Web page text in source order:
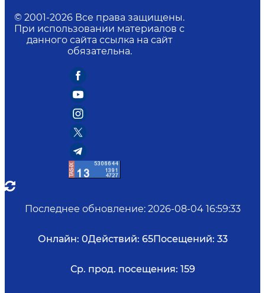
© 2001-2026 Все права защищены.
При использовании материалов с
данного сайта ссылка на сайт
обязательна.
Последнее обновление: 2026-08-04 16:59:33
Онлайн: 0Действий: 65Посещений: 33
Ср. прод. посещения: 159